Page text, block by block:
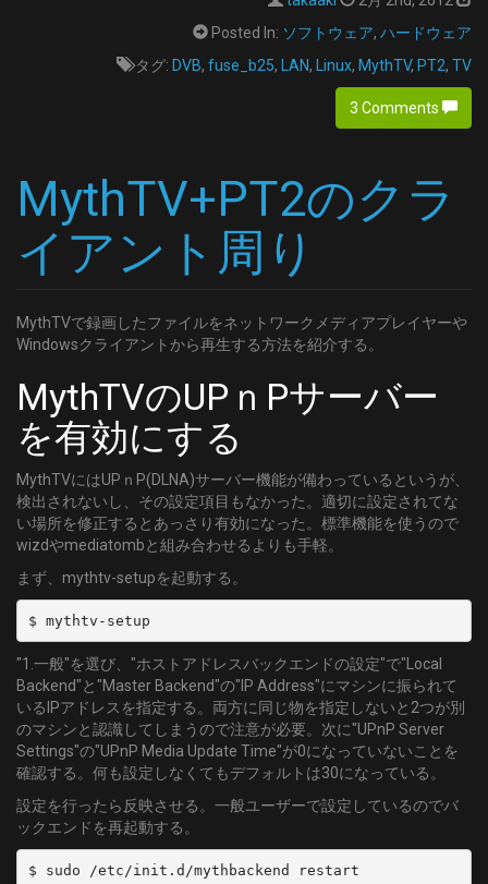
Posted In: ソフトウェア, ハードウェア
タグ: DVB, fuse_b25, LAN, Linux, MythTV, PT2, TV
3 Comments
MythTV+PT2のクラ
イアント周り
MythTVで録画したファイルをネットワークメディアプレイヤーや
Windowsクライアントから再生する方法を紹介する。
MythTVのUPｎPサーバー
を有効にする
MythTVにはUPｎP(DLNA)サーバー機能が備わっているというが、
検出されないし、その設定項目もなかった。適切に設定されてな
い場所を修正するとあっさり有効になった。標準機能を使うので
wizdやmediatombと組み合わせるよりも手軽。
まず、mythtv-setupを起動する。
$ mythtv-setup
"1.一般"を選び、"ホストアドレスバックエンドの設定"で"Local
Backend"と"Master Backend"の"IP Address"にマシンに振られて
いるIPアドレスを指定する。両方に同じ物を指定しないと2つが別
のマシンと認識してしまうので注意が必要。次に"UPnP Server
Settings"の"UPnP Media Update Time"が0になっていないことを
確認する。何も設定しなくてもデフォルトは30になっている。
設定を行ったら反映させる。一般ユーザーで設定しているのでバ
ックエンドを再起動する。
$ sudo /etc/init.d/mythbackend restart